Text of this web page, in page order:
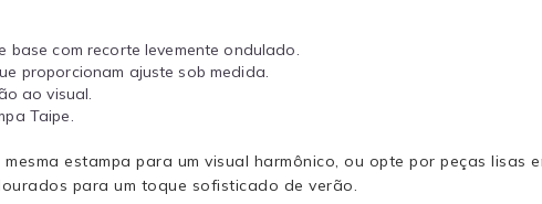
com recorte levemente ondulado.
proporcionam ajuste sob medida.
ao visual.
Taipe.
estampa para um visual harmônico, ou opte por peças
para um toque sofisticado de verão.